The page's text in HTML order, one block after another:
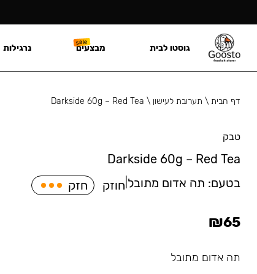
דף הבית\ תערובת לעישון \
Darkside 60g – Red Tea
טבק
Darkside 60g – Red Tea
בטעם: תה אדום מתובל חוזק חזק
₪65
תה אדום מתובל
גוסטו לבית מבצעים נרגילות